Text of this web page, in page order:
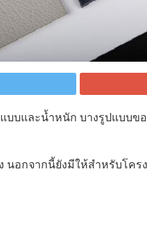
บบและน้ำหนัก บางรูปแบบข
นอกจากนี้ยังมีให้สำหรับโค